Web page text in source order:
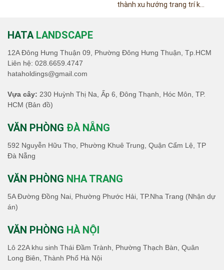
thành xu hướng trang trí k...
HATA LANDSCAPE
12A Đông Hưng Thuận 09, Phường Đông Hưng Thuận, Tp.HCM
Liên hệ: 028.6659.4747
hataholdings@gmail.com
Vựa cây: 230 Huỳnh Thị Na, Ấp 6, Đông Thạnh, Hóc Môn, TP.
HCM (Bản đồ)
VĂN PHÒNG ĐÀ NẴNG
592 Nguyễn Hữu Thọ, Phường Khuê Trung, Quận Cẩm Lệ, TP
Đà Nẵng
VĂN PHÒNG NHA TRANG
5A Đường Đồng Nai, Phường Phước Hải, TP.Nha Trang (Nhận dự
án)
VĂN PHÒNG HÀ NỘI
Lô 22A khu sinh Thái Đầm Trành, Phường Thạch Bàn, Quân
Long Biên, Thành Phố Hà Nội